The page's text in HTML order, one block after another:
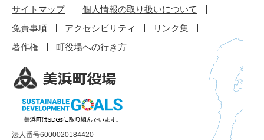
サイトマップ
個人情報の取り扱いについて
免責事項
アクセシビリティ
リンク集
著作権
町役場への行き方
法人番号6000020184420